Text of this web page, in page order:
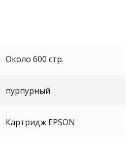
Около 600 стр.
пурпурный
Картридж EPSON